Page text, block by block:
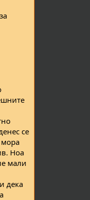
се
мора
Ноа
мали
дека